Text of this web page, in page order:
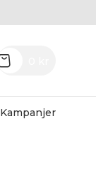
Kampanjer